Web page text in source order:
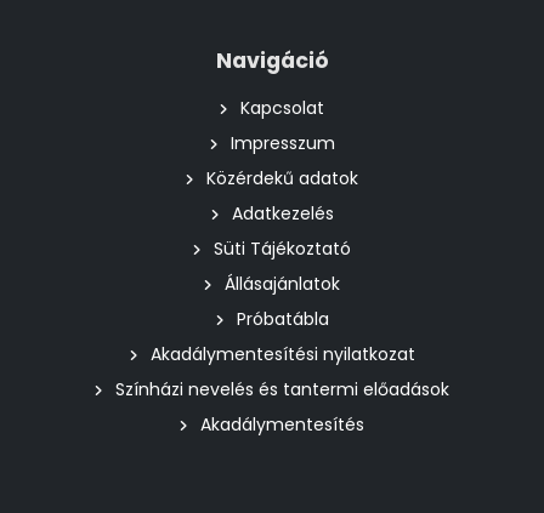
Navigáció
Kapcsolat
Impresszum
Közérdekű adatok
Adatkezelés
Süti Tájékoztató
Állásajánlatok
Próbatábla
Akadálymentesítési nyilatkozat
Színházi nevelés és tantermi előadások
Akadálymentesítés